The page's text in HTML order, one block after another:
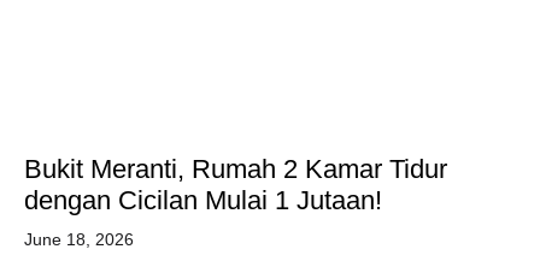
Bukit Meranti, Rumah 2 Kamar Tidur
dengan Cicilan Mulai 1 Jutaan!
June 18, 2026